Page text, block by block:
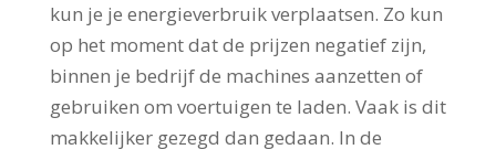
kun je je energieverbruik verplaatsen. Zo kun
op het moment dat de prijzen negatief zijn,
binnen je bedrijf de machines aanzetten of
gebruiken om voertuigen te laden. Vaak is dit
makkelijker gezegd dan gedaan. In de